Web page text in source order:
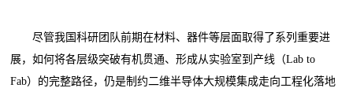
尽管我国科研团队前期在材料、器件等层面取得了系列重要进
展，如何将各层级突破有机贯通、形成从实验室到产线（Lab to
Fab）的完整路径，仍是制约二维半导体大规模集成走向工程化落地